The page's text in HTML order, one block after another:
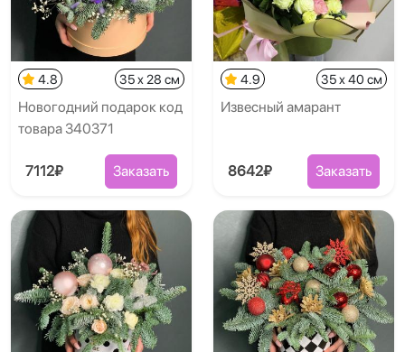
4.8 35 x 28 см
Новогодний подарок код
товара 340371
7112₽ Заказать
4.9 35 x 40 см
Извесный амарант
8642₽ Заказать